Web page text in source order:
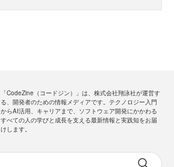
「CodeZine（コードジン）」は、株式会社翔泳社が運営す
る、開発者のための情報メディアです。テクノロジー入門
からAI活用、キャリアまで、ソフトウェア開発にかかわる
すべての人の学びと成長を支える最新情報と実践知をお届
けします。